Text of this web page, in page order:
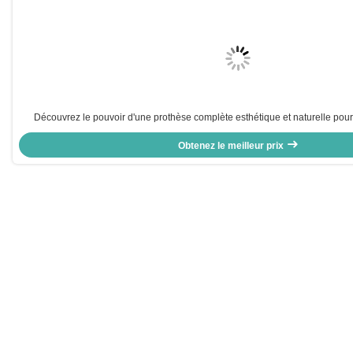
Découvrez le pouvoir d'une prothèse complète esthétique et naturelle
Obtenez le meilleur prix